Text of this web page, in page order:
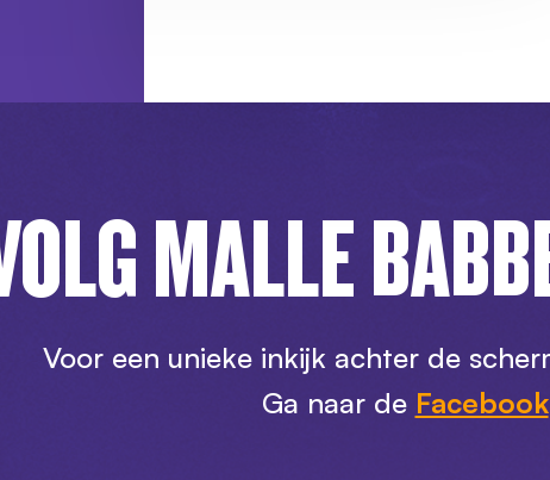
MALLE
Voor een unieke inkijk achter de
Ga naar de Facebook